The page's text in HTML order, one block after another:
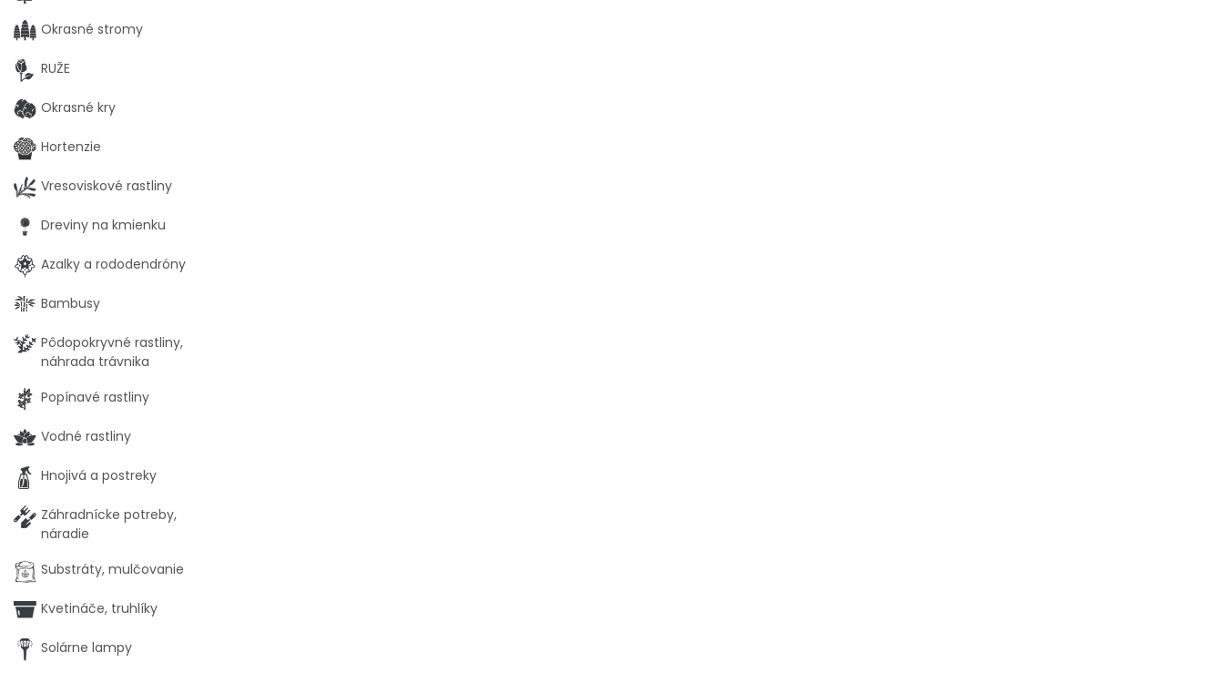
Okrasné stromy
RUŽE
Okrasné kry
Hortenzie
Vresoviskové rastliny
Dreviny na kmienku
Azalky a rododendróny
Bambusy
Pôdopokryvné rastliny,
náhrada trávnika
Popínavé rastliny
Vodné rastliny
Hnojivá a postreky
Záhradnícke potreby,
náradie
Substráty, mulčovanie
Kvetináče, truhlíky
Solárne lampy